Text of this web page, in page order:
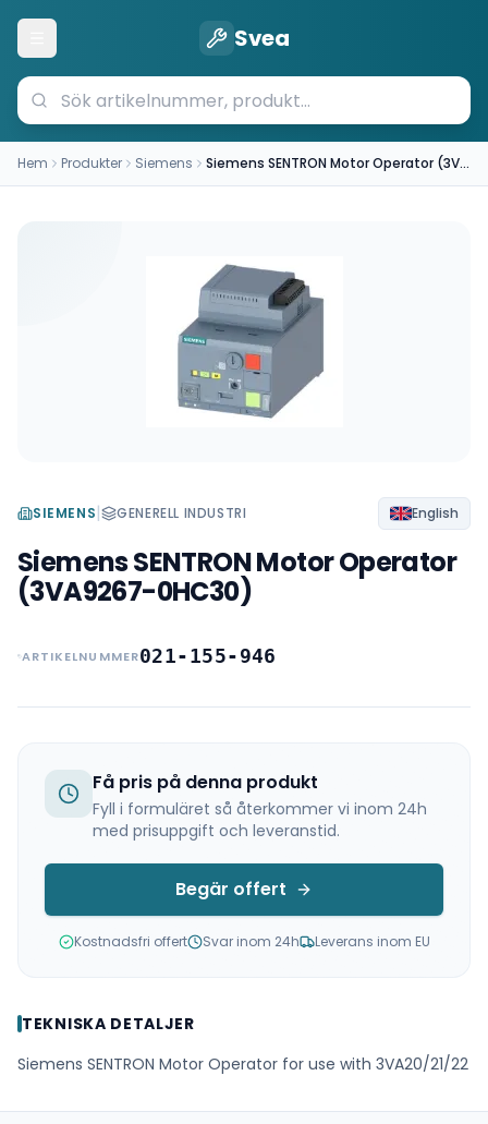
Öppna meny Svea
Hem Produkter Siemens Siemens SENTRON Motor Operator (3VA9267-0HC30)
SIEMENS| GENERELL INDUSTRI English
Siemens SENTRON Motor Operator
(3VA9267-0HC30)
ARTIKELNUMMER021-155-946
Få pris på denna produkt
Fyll i formuläret så återkommer vi inom 24h
med prisuppgift och leveranstid.
Begär offert
Kostnadsfri offert Svar inom 24h Leverans inom EU
TEKNISKA DETALJER
Siemens SENTRON Motor Operator for use with 3VA20/21/22